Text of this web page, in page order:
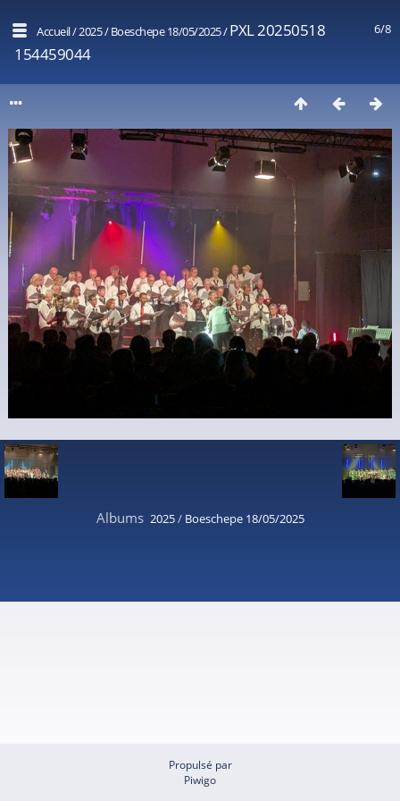
6/8
Accueil/2025/Boeschepe 18/05/2025/PXL 20250518
154459044
Albums 2025/ Boeschepe 18/05/2025
Propulsé par
Piwigo